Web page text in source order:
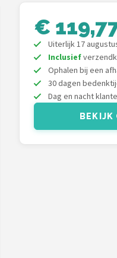
€
Uiterlijk 17
Inclusief
Ophalen bij een
30 dagen
Dag en nacht
BEKIJK